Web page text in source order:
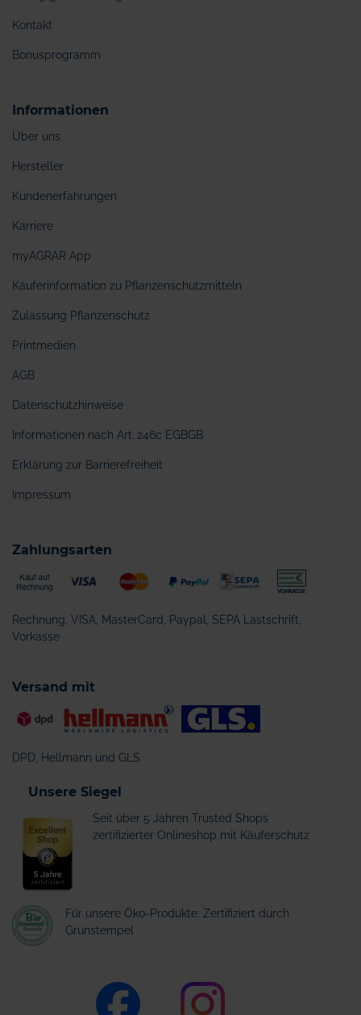
Kontakt
Bonusprogramm
Informationen
Über uns
Hersteller
Kundenerfahrungen
Karriere
myAGRAR App
Käuferinformation zu Pflanzenschutzmitteln
Zulassung Pflanzenschutz
Printmedien
AGB
Datenschutzhinweise
Informationen nach Art. 246c EGBGB
Erklärung zur Barrierefreiheit
Impressum
Zahlungsarten
Rechnung, VISA, MasterCard, Paypal, SEPA Lastschrift,
Vorkasse
Versand mit
DPD, Hellmann und GLS
Unsere Siegel
Seit über 5 Jahren Trusted Shops
zertifizierter Onlineshop mit Käuferschutz
Für unsere Öko-Produkte: Zertifiziert durch
Grünstempel